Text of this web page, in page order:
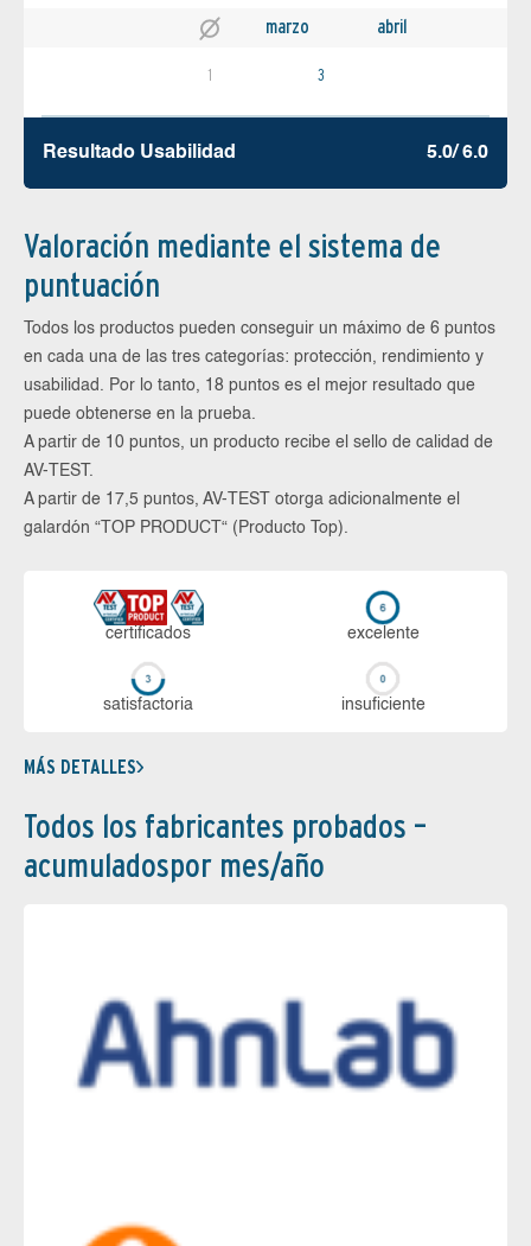
marzo abril
1 3
Resultado Usabilidad 5.0/ 6.0
Valoración mediante el sistema de
puntuación
Todos los productos pueden conseguir un máximo de 6 puntos
en cada una de las tres categorías: protección, rendimiento y
usabilidad. Por lo tanto, 18 puntos es el mejor resultado que
puede obtenerse en la prueba.
A partir de 10 puntos, un producto recibe el sello de calidad de
AV-TEST.
A partir de 17,5 puntos, AV-TEST otorga adicionalmente el
galardón “TOP PRODUCT“ (Producto Top).
certi­ficados ex­ce­len­te
sa­tis­fac­to­ria in­su­fi­cien­te
MÁS DETALLES
Todos los fabricantes probados –
acumuladospor mes/año